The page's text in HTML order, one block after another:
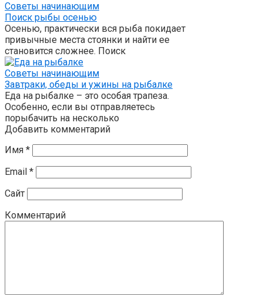
Советы начинающим
Поиск рыбы осенью
Осенью, практически вся рыба покидает
привычные места стоянки и найти ее
становится сложнее. Поиск
Советы начинающим
Завтраки, обеды и ужины на рыбалке
Еда на рыбалке – это особая трапеза.
Особенно, если вы отправляетесь
порыбачить на несколько
Добавить комментарий
Имя *
Email *
Сайт
Комментарий